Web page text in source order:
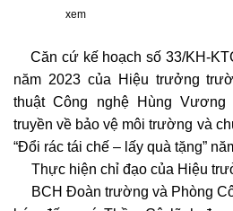
xem
Căn cứ kế hoạch số 33/KH-
năm 2023 của Hiệu trưởng
thuật Công nghệ Hùng
truyền về bảo vệ môi trường và
“Đổi rác tái chế – lấy quà tặng”
Thực hiện chỉ đạo của Hiệu
BCH Đoàn trường và Phòng